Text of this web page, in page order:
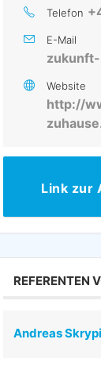
Telefon
E-Mail
Website
http://
Link zur
REFERENTEN
Andreas